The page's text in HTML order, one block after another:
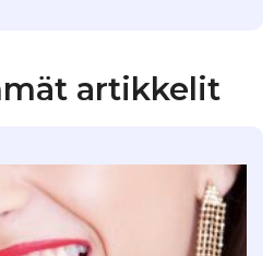
artikkelit